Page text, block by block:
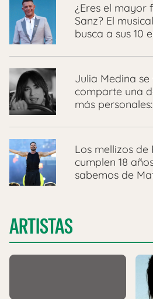
¿Eres el mayor
Sanz? El
busca a sus 10
Julia Medina se
comparte una
más
Los mellizos de
cumplen 18
sabemos de
ARTISTAS